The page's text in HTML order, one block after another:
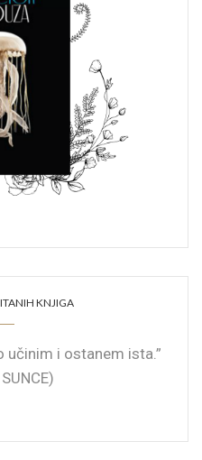
KNJIGA
učinim i ostanem ista.”